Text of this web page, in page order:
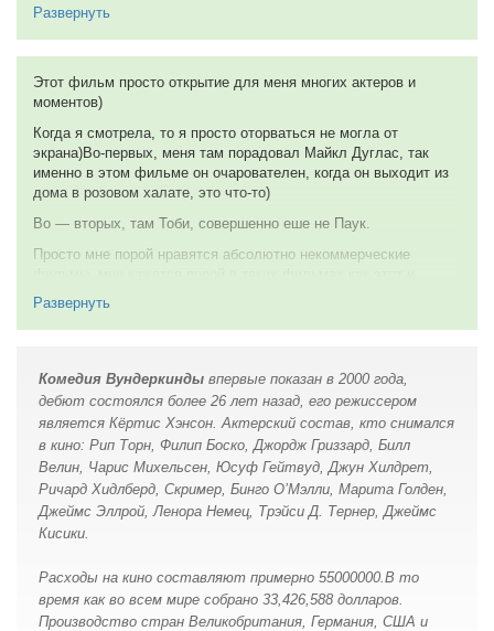
Увлекательнейший фильм, аналогов которому я еще не видел.
Советую посмотреть всем, кто хочет увидеть что-то
оригинальное, идейное и в то же время, не сильно
напрягающее. Фильм для души, для настроения. Любите
почитать в тепле и уюте — посмотрите этот фильм, вам будет
не менее приятно.
10 из 10
29 мая 2010
Жаль, что я не умею читать.
15 февраля 2010
преподавателя. Все это сопровождается странной историей с
убийством собаки ректора Университета и разного рода
взаимоотношениями — редактора и ученика, ученика и
преподавателя, преподавателя и жены ректора.
Весь фильм выполнен в форме рассказа, обычной жизненной
истории. С весьма оригинальной и милой развязкой,
непредсказуемой завязкой и жизненным, но, на мой взгляд,
необычным сюжетом. Невероятно простой, открытый и
несколько странный, он все же несет в себе спокойствие и дух
ведут себя одинаково — вляпываются в ситуации,
выпутываются из них и смотрят на жизнь свысока и с улыбкой.
Развернуть
Этот фильм просто открытие для меня многих актеров и
моментов)
Когда я смотрела, то я просто оторваться не могла от
экрана)Во-первых, меня там порадовал Майкл Дуглас, так
именно в этом фильме он очарователен, когда он выходит из
дома в розовом халате, это что-то)
Во — вторых, там Тоби, совершенно еше не Паук.
Просто мне порой нравятся абсолютно некоммерческие
раскрывается большинство актерв)
6 июня 2007
Развернуть
Комедия Вундеркинды впервые показан в 2000 года,
дебют состоялся более 26 лет назад, его режиссером
является Кёртис Хэнсон. Актерский состав, кто снимался
в кино: Рип Торн, Филип Боско, Джордж Гриззард, Билл
Велин, Чарис Михельсен, Юсуф Гейтвуд, Джун Хилдрет,
Ричард Хидлберд, Скример, Бинго О’Мэлли, Марита Голден,
Джеймс Эллрой, Ленора Немец, Трэйси Д. Тернер, Джеймс
Кисики.
Расходы на кино составляют примерно 55000000.В то
время как во всем мире собрано 33,426,588 долларов.
Производство стран Великобритания, Германия, США и